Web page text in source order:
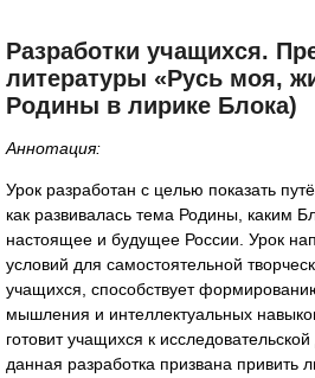
Разработки учащихся.
литературы «Русь моя,
Родины в лирике Блока)
Аннотация:
Урок разработан с целью показать
как развивалась тема Родины, каким
настоящее и будущее России. Урок
условий для самостоятельной
учащихся, способствует
мышления и интеллектуальных
готовит учащихся к
данная разработка призвана привить